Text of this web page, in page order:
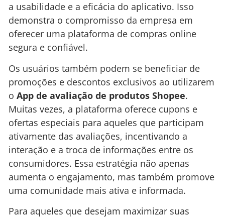
a usabilidade e a eficácia do aplicativo. Isso
demonstra o compromisso da empresa em
oferecer uma plataforma de compras online
segura e confiável.
Os usuários também podem se beneficiar de
promoções e descontos exclusivos ao utilizarem
o App de avaliação de produtos Shopee.
Muitas vezes, a plataforma oferece cupons e
ofertas especiais para aqueles que participam
ativamente das avaliações, incentivando a
interação e a troca de informações entre os
consumidores. Essa estratégia não apenas
aumenta o engajamento, mas também promove
uma comunidade mais ativa e informada.
Para aqueles que desejam maximizar suas